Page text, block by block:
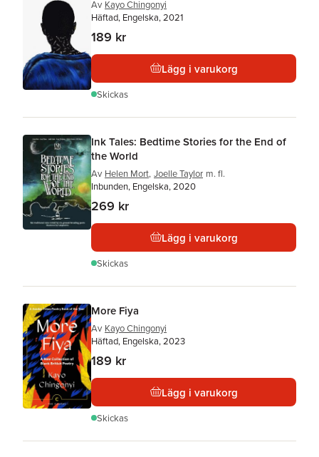
Av Kayo Chingonyi
Häftad, Engelska, 2021
189 kr
Lägg i varukorg
Skickas
Ink Tales: Bedtime Stories for the End of
the World
Av Helen Mort, Joelle Taylor m. fl.
Inbunden, Engelska, 2020
269 kr
Lägg i varukorg
Skickas
More Fiya
Av Kayo Chingonyi
Häftad, Engelska, 2023
189 kr
Lägg i varukorg
Skickas